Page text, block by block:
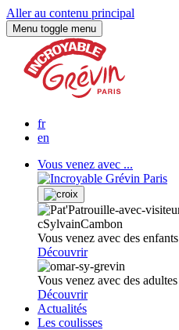
Aller au contenu principal
Menu toggle menu
fr
en
Vous venez avec ...
Vous venez avec des enfants
Découvrir
Vous venez avec des adultes
Découvrir
Actualités
Les coulisses